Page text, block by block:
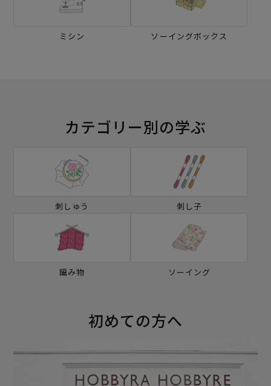
ミシン ソーイングボックス
カテゴリー別の学ぶ
刺しゅう 刺し子
編み物 ソーイング
初めての方へ